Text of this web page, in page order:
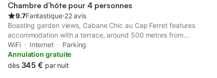
Chambre d’hôte pour 4 personnes
9.7Fantastique⋅22 avis
Boasting garden views, Cabane Chic au Cap Ferret features
accommodation with a terrace, around 500 metres from
Belisaire Beach. Both free WiFi and parking on-site are
accessible at the bed and breakfast free of charge.
WiFi Internet
Parking
Annulation gratuite
dès 345 € par nuit